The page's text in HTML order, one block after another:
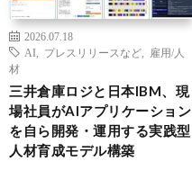
2026.07.18
AI
プレスリリースなど
雇用/人
材
三井倉庫ロジと日本IBM、現
場社員がAIアプリケーション
を自ら開発・運用する実践型
人材育成モデル構築